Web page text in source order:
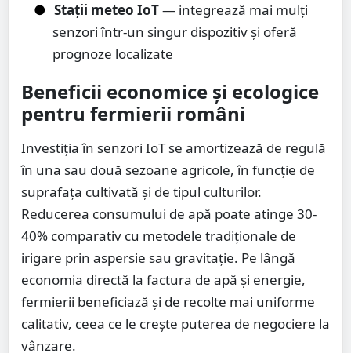
● Stații meteo IoT— integrează mai mulți
senzori într-un singur dispozitiv și oferă
prognoze localizate
Beneficii economice și ecologice
pentru fermierii români
Investiția în senzori IoT se amortizează de regulă
în una sau două sezoane agricole, în funcție de
suprafața cultivată și de tipul culturilor.
Reducerea consumului de apă poate atinge 30-
40% comparativ cu metodele tradiționale de
irigare prin aspersie sau gravitație. Pe lângă
economia directă la factura de apă și energie,
fermierii beneficiază și de recolte mai uniforme
calitativ, ceea ce le crește puterea de negociere la
vânzare.